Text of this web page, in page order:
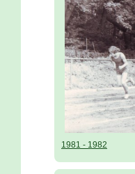
1981 - 1982